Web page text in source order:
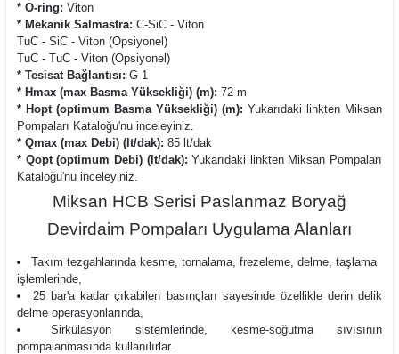
* O-ring: Viton
* Mekanik Salmastra: C-SiC - Viton
TuC - SiC - Viton (Opsiyonel)
TuC - TuC - Viton (Opsiyonel)
* Tesisat Bağlantısı: G 1
* Hmax (max Basma Yüksekliği) (m): 72 m
* Hopt (optimum Basma Yüksekliği) (m): Yukarıdaki linkten Miksan
Pompaları Kataloğu'nu inceleyiniz.
* Qmax (max Debi) (lt/dak): 85 lt/dak
* Qopt (optimum Debi) (lt/dak): Yukarıdaki linkten Miksan Pompaları
Kataloğu'nu inceleyiniz.
Miksan HCB Serisi Paslanmaz Boryağ
Devirdaim Pompaları Uygulama Alanları
Takım tezgahlarında kesme, tornalama, frezeleme, delme, taşlama
işlemlerinde,
25 bar'a kadar çıkabilen basınçları sayesinde özellikle derin delik
delme operasyonlarında,
Sirkülasyon sistemlerinde, kesme-soğutma sıvısının
pompalanmasında kullanılırlar.